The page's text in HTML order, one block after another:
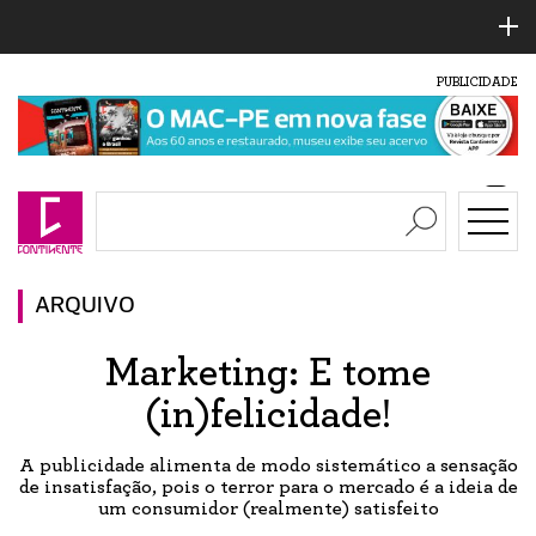
PUBLICIDADE
ARQUIVO
Marketing: E tome
(in)felicidade!
A publicidade alimenta de modo sistemático a sensação
de insatisfação, pois o terror para o mercado é a ideia de
um consumidor (realmente) satisfeito